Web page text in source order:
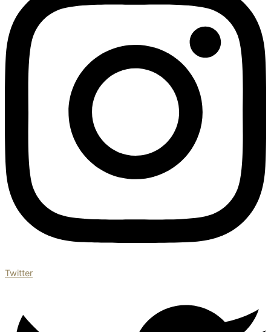
Twitter